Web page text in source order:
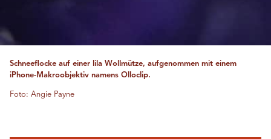
Schneeflocke auf einer lila Wollmütze, aufgenommen mit einem
iPhone-Makroobjektiv namens Olloclip.
Foto: Angie Payne